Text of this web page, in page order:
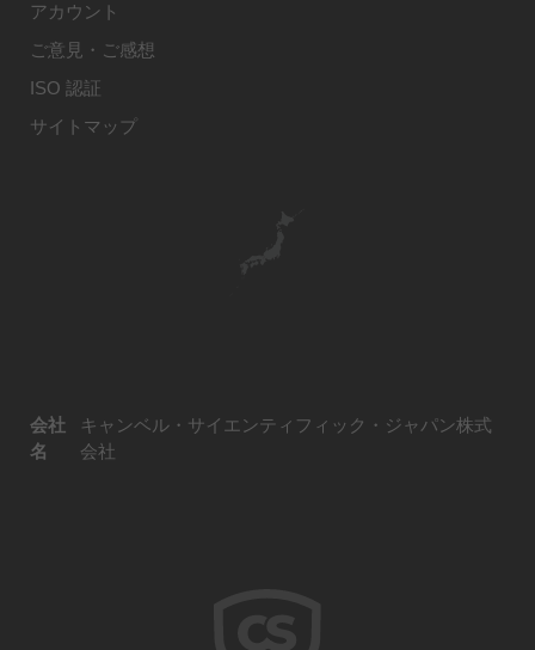
アカウント
ご意見・ご感想
ISO 認証
サイトマップ
会社
名
キャンベル・サイエンティフィック・ジャパン株式
会社